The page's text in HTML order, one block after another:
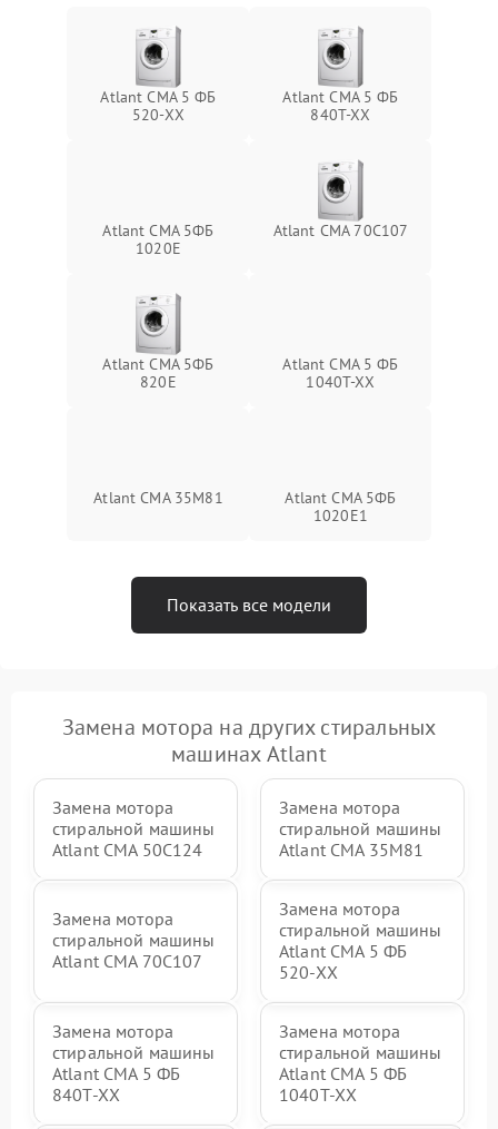
Atlant СМА 5 ФБ
520-ХХ
Atlant СМА 5 ФБ
840Т-ХХ
Atlant СМА 5ФБ
1020Е
Atlant СМА 70C107
Atlant СМА 5ФБ
820Е
Atlant СМА 5 ФБ
1040Т-ХХ
Atlant СМА 35М81
Atlant СМА 5ФБ
1020Е1
Показать все модели
Замена мотора на других стиральных
машинах Atlant
Замена мотора
стиральной машины
Atlant СМА 50С124
Замена мотора
стиральной машины
Atlant СМА 35М81
Замена мотора
стиральной машины
Atlant СМА 70C107
Замена мотора
стиральной машины
Atlant СМА 5 ФБ
520-ХХ
Замена мотора
стиральной машины
Atlant СМА 5 ФБ
840Т-ХХ
Замена мотора
стиральной машины
Atlant СМА 5 ФБ
1040Т-ХХ